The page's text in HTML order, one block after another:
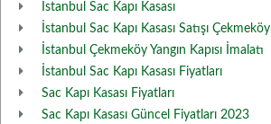
İstanbul Sac Kapı Kasası
İstanbul Sac Kapı Kasası Satışı Çekmeköy
İstanbul Çekmeköy Yangın Kapısı İmalatı
İstanbul Sac Kapı Kasası Fiyatları
Sac Kapı Kasası Fiyatları
Sac Kapı Kasası Güncel Fiyatları 2023